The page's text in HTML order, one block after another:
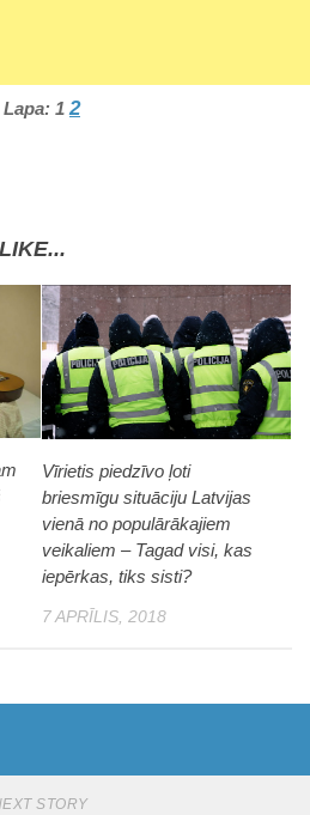
Lapa: 1 2
Vīrietis piedzīvo ļoti
briesmīgu situāciju Latvijas
vienā no populārākajiem
veikaliem – Tagad visi, kas
iepērkas, tiks sisti?
7 APRĪLIS, 2018
STORY